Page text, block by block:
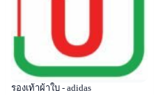
รองเท้าผ้าใบ - adidas